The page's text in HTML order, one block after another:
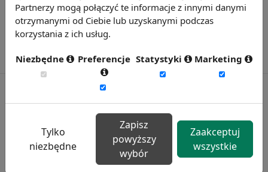
Rynekpracy.pl
sedlak.pl
wynagrodzenia.pl
raportyplacowe.pl
Partnerzy mogą połączyć te informacje z innymi danymi
otrzymanymi od Ciebie lub uzyskanymi podczas
korzystania z ich usług.
Niezbędne Preferencje Statystyki Marketing
Tylko
niezbędne
Zapisz
powyższy
wybór
Zaakceptuj
wszystkie